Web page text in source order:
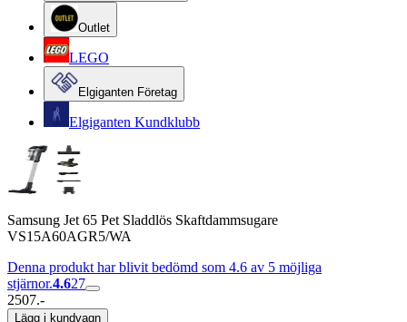
Outlet
LEGO
Elgiganten Företag
Elgiganten Kundklubb
Samsung Jet 65 Pet Sladdlös Skaftdammsugare
VS15A60AGR5/WA
Denna produkt har blivit bedömd som 4.6 av 5 möjliga
stjärnor.4.627
2507.-
Lägg i kundvagn